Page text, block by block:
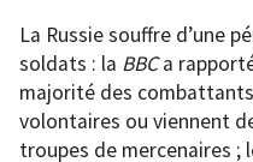
La Russie souffre d’une
soldats : la BBCa
majorité des
volontaires ou viennent
troupes de mercenaires ;